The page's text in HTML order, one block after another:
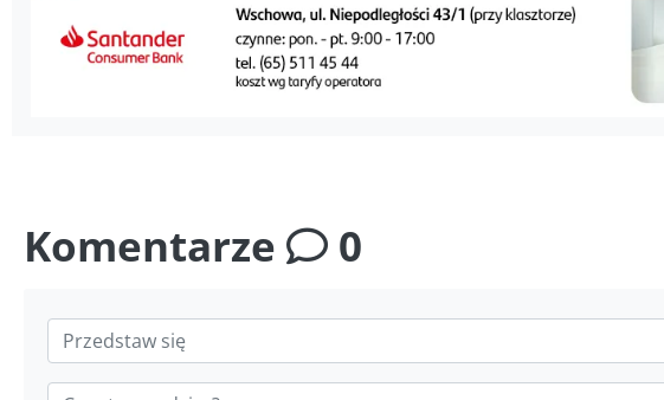
Komentarze 0